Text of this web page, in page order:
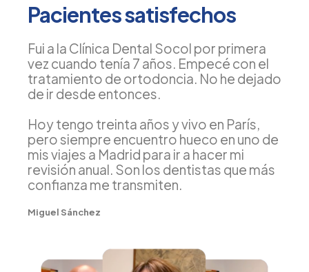
Pacientes satisfechos
Fui a la Clínica Dental Socol por primera
vez cuando tenía 7 años. Empecé con el
tratamiento de ortodoncia. No he dejado
de ir desde entonces.
Hoy tengo treinta años y vivo en París,
pero siempre encuentro hueco en uno de
mis viajes a Madrid para ir a hacer mi
revisión anual. Son los dentistas que más
confianza me transmiten.
Miguel Sánchez